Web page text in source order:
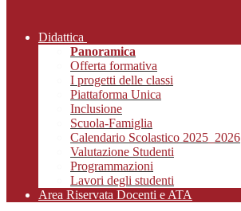
Didattica
Panoramica
Offerta formativa
I progetti delle classi
Piattaforma Unica
Inclusione
Scuola-Famiglia
Calendario Scolastico 2025_2026
Valutazione Studenti
Programmazioni
Lavori degli studenti
Area Riservata Docenti e ATA